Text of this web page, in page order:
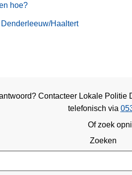
hoe?
Haaltert
Contacteer Lokale Politie
telefonisch via
Of zoek
Zoeken